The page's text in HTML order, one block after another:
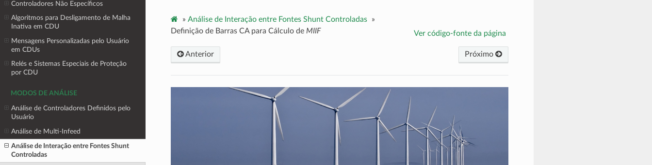
Controladores Não Específicos
Algoritmos para Desligamento de Malha
Inativa em CDU
Mensagens Personalizadas pelo Usuário
em CDUs
Relés e Sistemas Especiais de Proteção
por CDU
MODOS DE ANÁLISE
Análise de Controladores Definidos pelo
Usuário
Análise de Multi-Infeed
Análise de Interação entre Fontes Shunt
Controladas
» Análise de Interação entre Fontes Shunt Controladas
»
Definição de Barras CA para Cálculo de MIIF Ver código-fonte da página
Próximo
Anterior